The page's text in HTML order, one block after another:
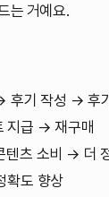
는 거예요.
후기 작성 → 후
지급 → 재구매
텐츠 소비 → 더
확도 향상